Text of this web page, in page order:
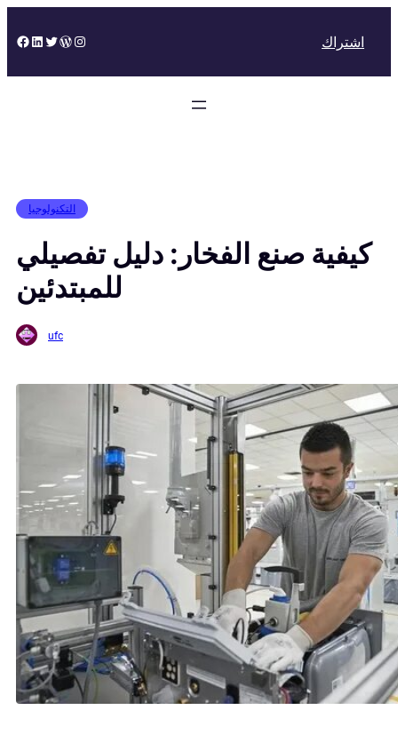
to
Facebook
LinkedIn
Twitter
WordPress
Instagram اشتراك
التكنولوجيا
كيفية صنع الفخار: دليل تفصيلي
للمبتدئين
ufc